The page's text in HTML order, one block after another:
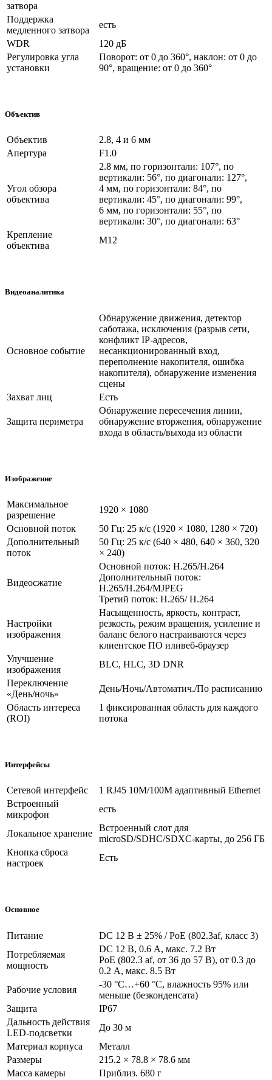
затвора
Поддержка
медленного затвора
есть
WDR
120 дБ
Регулировка угла
установки
Поворот: от 0 до 360°, наклон: от 0 до
90°, вращение: от 0 до 360°
Объектив
Объектив
2.8, 4 и 6 мм
Апертура
F1.0
Угол обзора
объектива
2.8 мм, по горизонтали: 107°, по
вертикали: 56°, по диагонали: 127°,
4 мм, по горизонтали: 84°, по
вертикали: 45°, по диагонали: 99°,
6 мм, по горизонтали: 55°, по
вертикали: 30°, по диагонали: 63°
Крепление
объектива
М12
Видеоаналитика
Основное событие
Обнаружение движения, детектор
саботажа, исключения (разрыв сети,
конфликт IP-адресов,
несанкционированный вход,
переполнение накопителя, ошибка
накопителя), обнаружение изменения
сцены
Захват лиц
Есть
Защита периметра
Обнаружение пересечения линии,
обнаружение вторжения, обнаружение
входа в область/выхода из области
Изображение
Максимальное
разрешение
1920 × 1080
Основной поток
50 Гц: 25 к/с (1920 × 1080, 1280 × 720)
Дополнительный
поток
50 Гц: 25 к/с (640 × 480, 640 × 360, 320
× 240)
Видеосжатие
Основной поток: H.265/H.264
Дополнительный поток:
H.265/H.264/MJPEG
Третий поток: H.265/ H.264
Настройки
изображения
Насыщенность, яркость, контраст,
резкость, режим вращения, усиление и
баланс белого настраиваются через
клиентское ПО иливеб-браузер
Улучшение
изображения
BLC, HLC, 3D DNR
Переключение
«День/ночь»
День/Ночь/Автоматич./По расписанию
Область интереса
(ROI)
1 фиксированная область для каждого
потока
Интерфейсы
Сетевой интерфейс
1 RJ45 10M/100M адаптивный Ethernet
Встроенный
микрофон
есть
Локальное хранение
Встроенный слот для
microSD/SDHC/SDXC-карты, до 256 ГБ
Кнопка сброса
настроек
Есть
Основное
Питание
DC 12 В ± 25% / PoE (802.3af, класс 3)
Потребляемая
мощность
DC 12 В, 0.6 A, макс. 7.2 Вт
PoE (802.3 af, от 36 до 57 В), от 0.3 до
0.2 A, макс. 8.5 Вт
Рабочие условия
-30 °C…+60 °C, влажность 95% или
меньше (безконденсата)
Защита
IP67
Дальность действия
LED-подсветки
До 30 м
Материал корпуса
Металл
Размеры
215.2 × 78.8 × 78.6 мм
Масса камеры
Приблиз. 680 г